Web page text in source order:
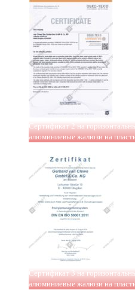
Сертификат 2 на
алюминиевые жалюзи на
Сертификат 3 на
алюминиевые жалюзи на